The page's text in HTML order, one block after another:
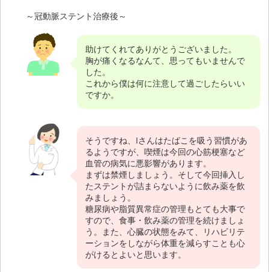
～冠動脈ステント治療後～
助けてくれてありがとうございました。
胸が痛くなるなんて、思ってもいませんで
した。
これから僕は何に注意して過ごしたらいい
ですか。
そうですね、Iさんはたばこを吸う習慣があ
るようですが、喫煙は今回の心筋梗塞など
血管の病気に悪影響があります。
まずは禁煙しましょう。そして今回挿入し
たステントが詰まらないように飲み薬を飲
みましょう。
糖尿病や脂質異常症の管理もとても大事で
すので、食事・飲み薬の管理を続けましょ
う。また、心臓の状態をみて、リハビリテ
ーションをしながら体重を減らすことも心
がけるとよいと思います。